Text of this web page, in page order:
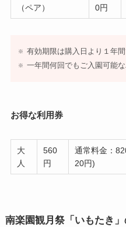
（ペア）
0円
有効期限は購入日より１年間
一年間何回でもご入園可能な
お得な利用券
大
人
560
円
通常料金：
20円)
南楽園観月祭「いもたき